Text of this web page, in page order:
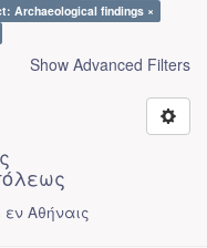
Archaeological findings ×
Show Advanced Filters
εν Αθήναις